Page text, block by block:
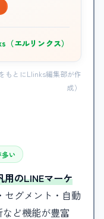
（エルリンクス）
もとにLlinks編集部が作
成）
い
用のLINEマーケ
セグメント・自動
ど機能が豊富